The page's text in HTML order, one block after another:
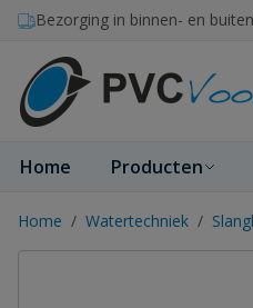
Ga naar de inhoud
Bezorging in binnen- en
Home Producten
Home / Watertechniek /